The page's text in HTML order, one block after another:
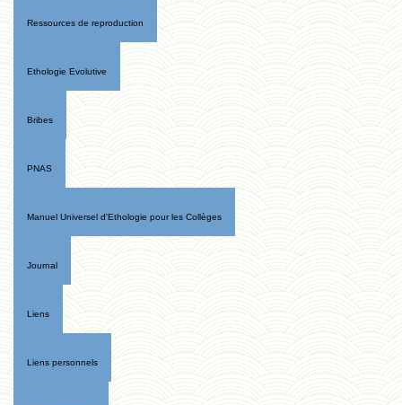
Ressources de reproduction
Ethologie Evolutive
Bribes
PNAS
Manuel Universel d'Ethologie pour les Collèges
Journal
Liens
Liens personnels